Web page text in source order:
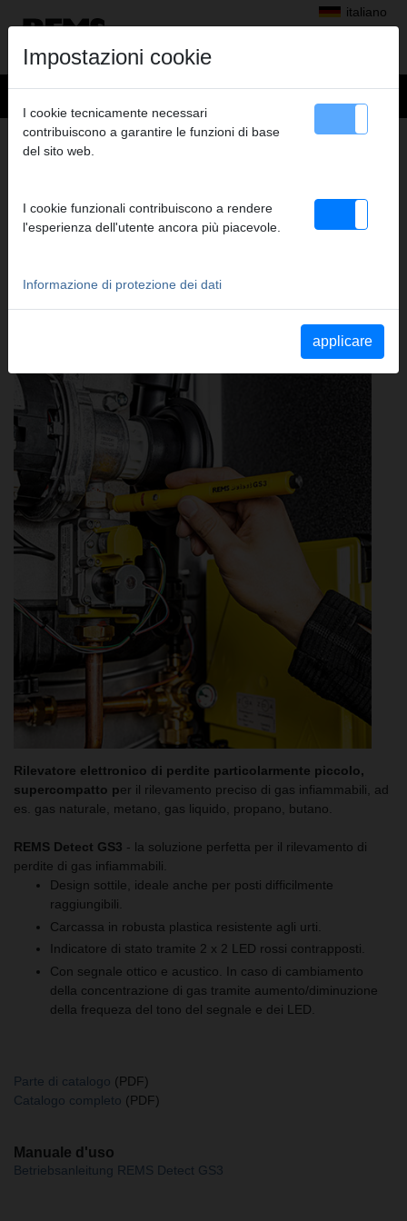
italiano
Prodotti>
Controllo, sanificazione, disinfezione, protezione, flussaggio, riempimento
REMS DETECT GS3
RILEVATORE DI PERDITE ELETTRONICO
Rilevatore elettronico di perdite particolarmente piccolo,
supercompatto per il rilevamento preciso di gas infiammabili, ad
es. gas naturale, metano, gas liquido, propano, butano.
REMS Detect GS3 - la soluzione perfetta per il rilevamento di
perdite di gas infiammabili.
Design sottile, ideale anche per posti difficilmente
raggiungibili.
Carcassa in robusta plastica resistente agli urti.
Indicatore di stato tramite 2 x 2 LED rossi contrapposti.
Con segnale ottico e acustico. In caso di cambiamento
della concentrazione di gas tramite aumento/diminuzione
della frequeza del tono del segnale e dei LED.
Parte di catalogo (PDF)
Catalogo completo (PDF)
Manuale d'uso
Betriebsanleitung REMS Detect GS3
Impostazioni cookie
I cookie tecnicamente necessari
contribuiscono a garantire le funzioni di base
del sito web.
I cookie funzionali contribuiscono a rendere
l'esperienza dell'utente ancora più piacevole.
Informazione di protezione dei dati
applicare